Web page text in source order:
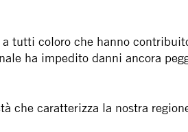
tutti coloro che hanno
ha impedito danni ancora
che caratterizza la nostra